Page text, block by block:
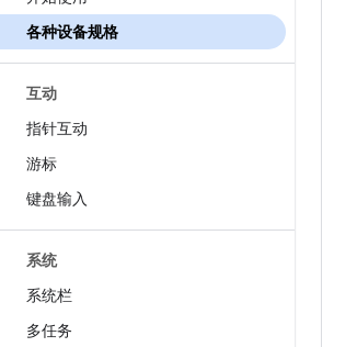
各种设备规格
互动
指针互动
游标
键盘输入
系统
系统栏
多任务